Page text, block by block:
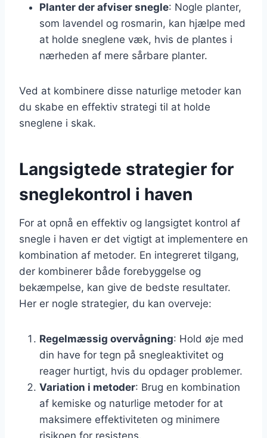
Planter der afviser snegle: Nogle planter,
som lavendel og rosmarin, kan hjælpe med
at holde sneglene væk, hvis de plantes i
nærheden af mere sårbare planter.
Ved at kombinere disse naturlige metoder kan
du skabe en effektiv strategi til at holde
sneglene i skak.
Langsigtede strategier for
sneglekontrol i haven
For at opnå en effektiv og langsigtet kontrol af
snegle i haven er det vigtigt at implementere en
kombination af metoder. En integreret tilgang,
der kombinerer både forebyggelse og
bekæmpelse, kan give de bedste resultater.
Her er nogle strategier, du kan overveje:
Regelmæssig overvågning: Hold øje med
din have for tegn på snegleaktivitet og
reager hurtigt, hvis du opdager problemer.
Variation i metoder: Brug en kombination
af kemiske og naturlige metoder for at
maksimere effektiviteten og minimere
risikoen for resistens.